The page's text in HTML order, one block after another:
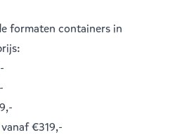
formaten containers in
vanaf €319,-